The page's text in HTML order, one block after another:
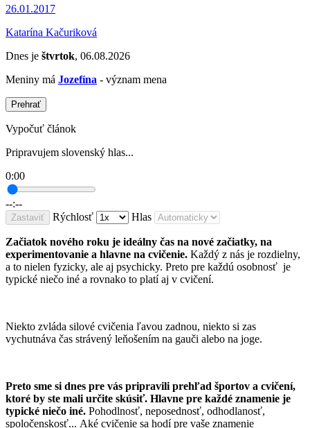
26.01.2017
Katarína Kačuriková
Dnes je štvrtok, 06.08.2026
Meniny má Jozefína - význam mena
Prehrať
Vypočuť článok
Pripravujem slovenský hlas...
0:00
--:--
Zastaviť Rýchlosť Hlas
Začiatok nového roku je ideálny čas na nové začiatky, na
experimentovanie a hlavne na cvičenie. Každý z nás je rozdielny,
a to nielen fyzicky, ale aj psychicky. Preto pre každú osobnosť je
typické niečo iné a rovnako to platí aj v cvičení.
Niekto zvláda silové cvičenia ľavou zadnou, niekto si zas
vychutnáva čas strávený leňošením na gauči alebo na joge.
Preto sme si dnes pre vás pripravili prehľad športov a cvičení,
ktoré by ste mali určite skúsiť. Hlavne pre každé znamenie je
typické niečo iné. Pohodlnosť, neposednosť, odhodlanosť,
spoločenskosť... Aké cvičenie sa hodí pre vaše znamenie